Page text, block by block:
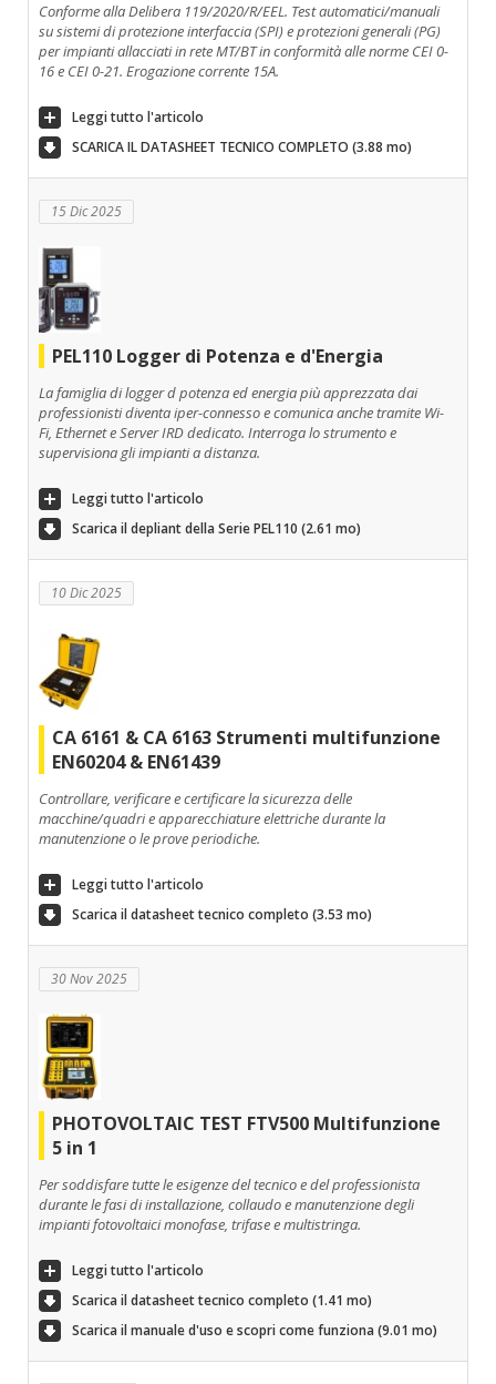
Conforme alla Delibera 119/2020/R/EEL. Test automatici/manuali
su sistemi di protezione interfaccia (SPI) e protezioni generali (PG)
per impianti allacciati in rete MT/BT in conformità alle norme CEI 0-
16 e CEI 0-21. Erogazione corrente 15A.
Leggi tutto l'articolo
SCARICA IL DATASHEET TECNICO COMPLETO (3.88 mo)
15 Dic 2025
PEL110 Logger di Potenza e d'Energia
La famiglia di logger d potenza ed energia più apprezzata dai
professionisti diventa iper-connesso e comunica anche tramite Wi-
Fi, Ethernet e Server IRD dedicato. Interroga lo strumento e
supervisiona gli impianti a distanza.
Leggi tutto l'articolo
Scarica il depliant della Serie PEL110 (2.61 mo)
10 Dic 2025
CA 6161 & CA 6163 Strumenti multifunzione
EN60204 & EN61439
Controllare, verificare e certificare la sicurezza delle
macchine/quadri e apparecchiature elettriche durante la
manutenzione o le prove periodiche.
Leggi tutto l'articolo
Scarica il datasheet tecnico completo (3.53 mo)
30 Nov 2025
PHOTOVOLTAIC TEST FTV500 Multifunzione
5 in 1
Per soddisfare tutte le esigenze del tecnico e del professionista
durante le fasi di installazione, collaudo e manutenzione degli
impianti fotovoltaici monofase, trifase e multistringa.
Leggi tutto l'articolo
Scarica il datasheet tecnico completo (1.41 mo)
Scarica il manuale d'uso e scopri come funziona (9.01 mo)